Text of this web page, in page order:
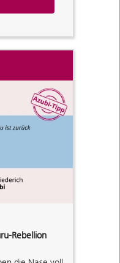
Rebellion